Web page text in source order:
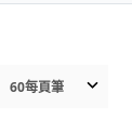
60每頁筆